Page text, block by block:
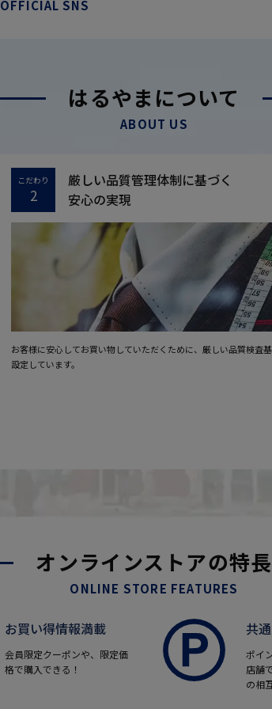
OFFICIAL SNS
はるやまについて
ABOUT US
こだわり
2
厳しい品質管理体制に基づく
安心の実現
お客様に安心してお買い物していただくために、厳しい品質検査
設定しています。
オンラインストアの特長
ONLINE STORE FEATURES
お買い得情報満載
会員限定クーポンや、限定価
格で購入できる！
共
ポイ
店舗
の相